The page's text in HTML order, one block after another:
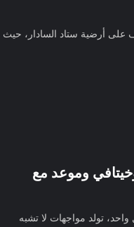
على أرضية ستاد السادار، حيث
وموعد مع
تولد مواجهات لا تشبه